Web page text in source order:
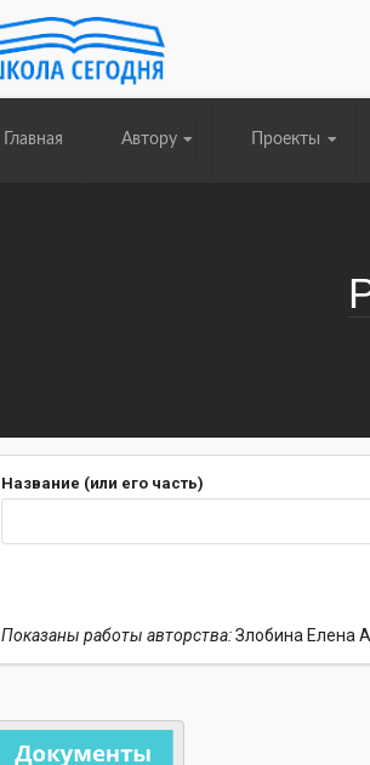
Главная Автору Проекты
Название (или его часть)
Показаны работы авторства:Злобина Елена